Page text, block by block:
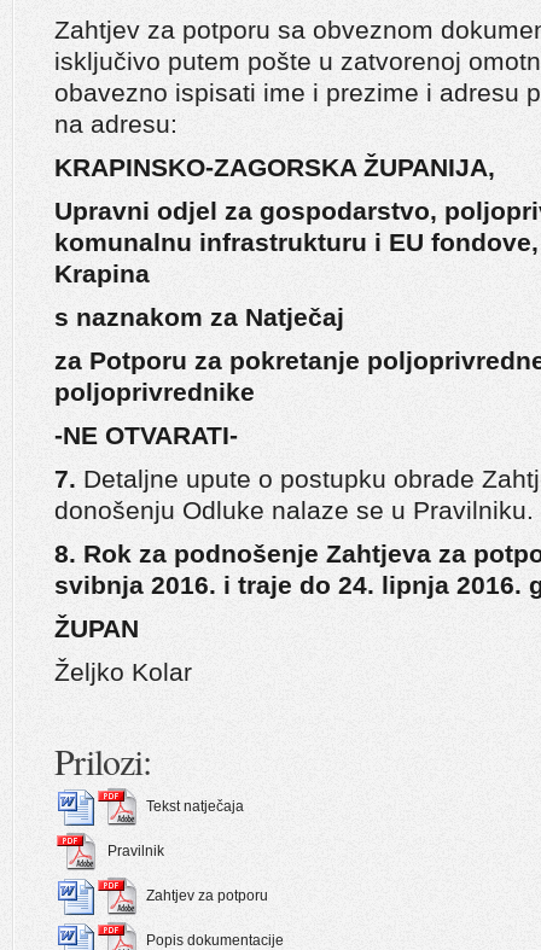
Zahtjev za potporu sa obveznom
isključivo putem pošte u zatvorenoj
obavezno ispisati ime i prezime i adresu
na adresu:
KRAPINSKO-ZAGORSKA ŽUPANIJA,
Upravni odjel za gospodarstvo,
komunalnu infrastrukturu i EU
Krapina
s naznakom za Natječaj
za Potporu za pokretanje
poljoprivrednike
-NE OTVARATI-
7. Detaljne upute o postupku obrade
donošenju Odluke nalaze se u Pravilniku.
8. Rok za podnošenje Zahtjeva za
svibnja 2016. i traje do 24. lipnja 2016.
ŽUPAN
Željko Kolar
Prilozi:
Tekst natječaja
Pravilnik
Zahtjev za potporu
Popis dokumentacije